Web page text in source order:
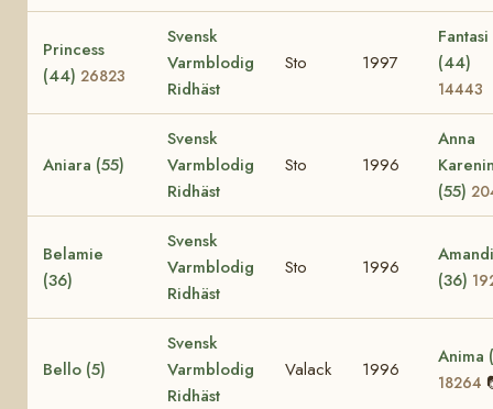
Princess
(44) 26823
Svensk
Varmblodig
Ridhäst
Sto 1997
Fantasi
(44)
14443
Aniara (55)
Svensk
Varmblodig
Ridhäst
Sto 1996
Anna
(55)
Belamie
(36)
Svensk
Varmblodig
Ridhäst
Sto 1996
(36)
Bello (5)
Svensk
Varmblodig
Ridhäst
Valack 1996
Anima
18264